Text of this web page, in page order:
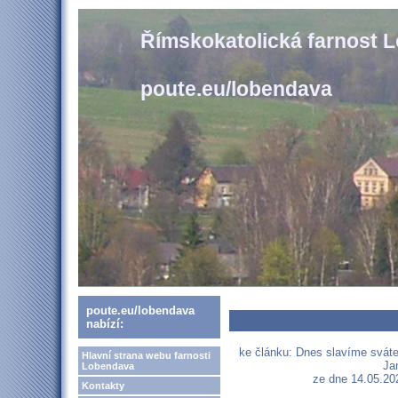
Římskokatolická farnost
poute.eu/lobendava
poute.eu/lobendava
nabízí:
Hlavní strana webu farnosti
Lobendava
Kontakty
ke článku: Dnes slavíme
ze dne